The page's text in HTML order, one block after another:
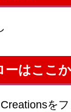
はここ
を